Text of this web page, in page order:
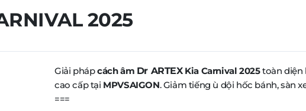
2025
Giải phápcách âm Dr ARTEXKia Carnival 2025toàn diện
cao cấp tại MPVSAIGON. Giảm tiếng ù dội hốc bánh, sàn
===